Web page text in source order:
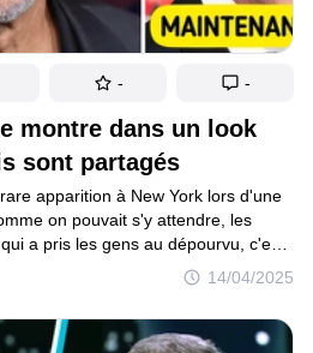
montre dans un look
sont partagés
14/04/2025
apparition à New York lors d'une
on pouvait s'y attendre, les
a pris les gens au dépourvu, c'est
look. Plus particulièrement ses
peut-être même teints ? Clooney
pas tout à fait. Un peu trop poli. Un
que les gens chuchotent : "Qu'est-
- -